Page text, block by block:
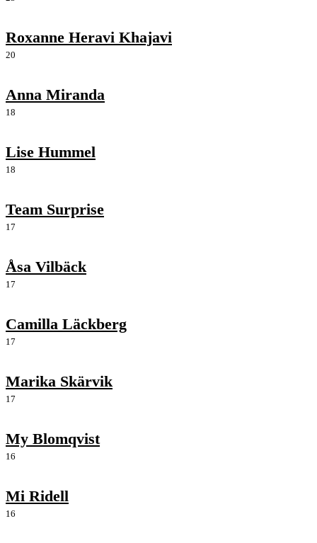
Roxanne Heravi Khajavi
20
Anna Miranda
18
Lise Hummel
18
Team Surprise
17
Åsa Vilbäck
17
Camilla Läckberg
17
Marika Skärvik
17
My Blomqvist
16
Mi Ridell
16